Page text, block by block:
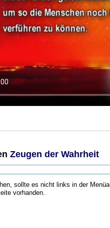
Zeugen der Wahrheit
sollte es nicht links in der
vorhanden.